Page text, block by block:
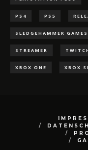
PS4 PS5
SLEDGEHAMMER GAMES
STREAMER
XBOX ONE XBOX